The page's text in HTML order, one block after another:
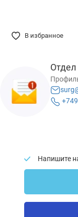
В избранное
Отдел
Напишите